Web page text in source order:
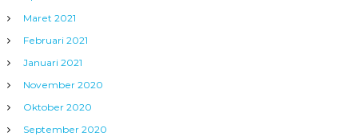
Maret 2021
Februari 2021
Januari 2021
November 2020
Oktober 2020
September 2020